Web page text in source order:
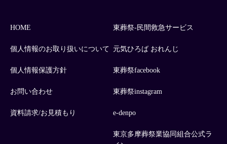
HOME
個人情報のお取り扱いについて
個人情報保護方針
お問い合わせ
資料請求/お見積もり
東葬祭-民間救急サービス
元気ひろば おれんじ
東葬祭facebook
東葬祭instagram
e-denpo
東京多摩葬祭業協同組合公式ラ